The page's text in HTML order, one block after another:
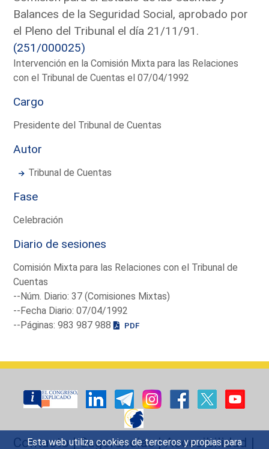
Esta web utiliza cookies de terceros y propias para
Balances de la Seguridad Social, aprobado por
el Pleno del Tribunal el día 21/11/91.
(251/000025)
Intervención en la Comisión Mixta para las Relaciones
con el Tribunal de Cuentas el 07/04/1992
Cargo
Presidente del Tribunal de Cuentas
Autor
Tribunal de Cuentas
Fase
Celebración
Diario de sesiones
Comisión Mixta para las Relaciones con el Tribunal de
Cuentas
--Núm. Diario: 37 (Comisiones Mixtas)
--Fecha Diario: 07/04/1992
--Páginas: 983 987 988
PDF
Contacto|Sugerencias|Accesibilidad |